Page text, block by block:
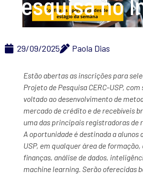
29/09/2025 Paola Dias
Estão abertas as inscrições para
Projeto de Pesquisa CERC-USP, com
voltado ao desenvolvimento de
mercado de crédito e de recebíveis
uma das principais registradoras de
A oportunidade é destinada a alunos
USP, em qualquer área de
finanças, análise de dados,
machine learning. Serão oferecidas